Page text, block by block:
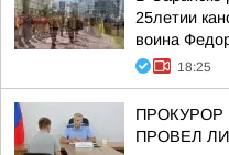
25летии
воина
18:25
ПРОКУРОР
ПРОВЕЛ